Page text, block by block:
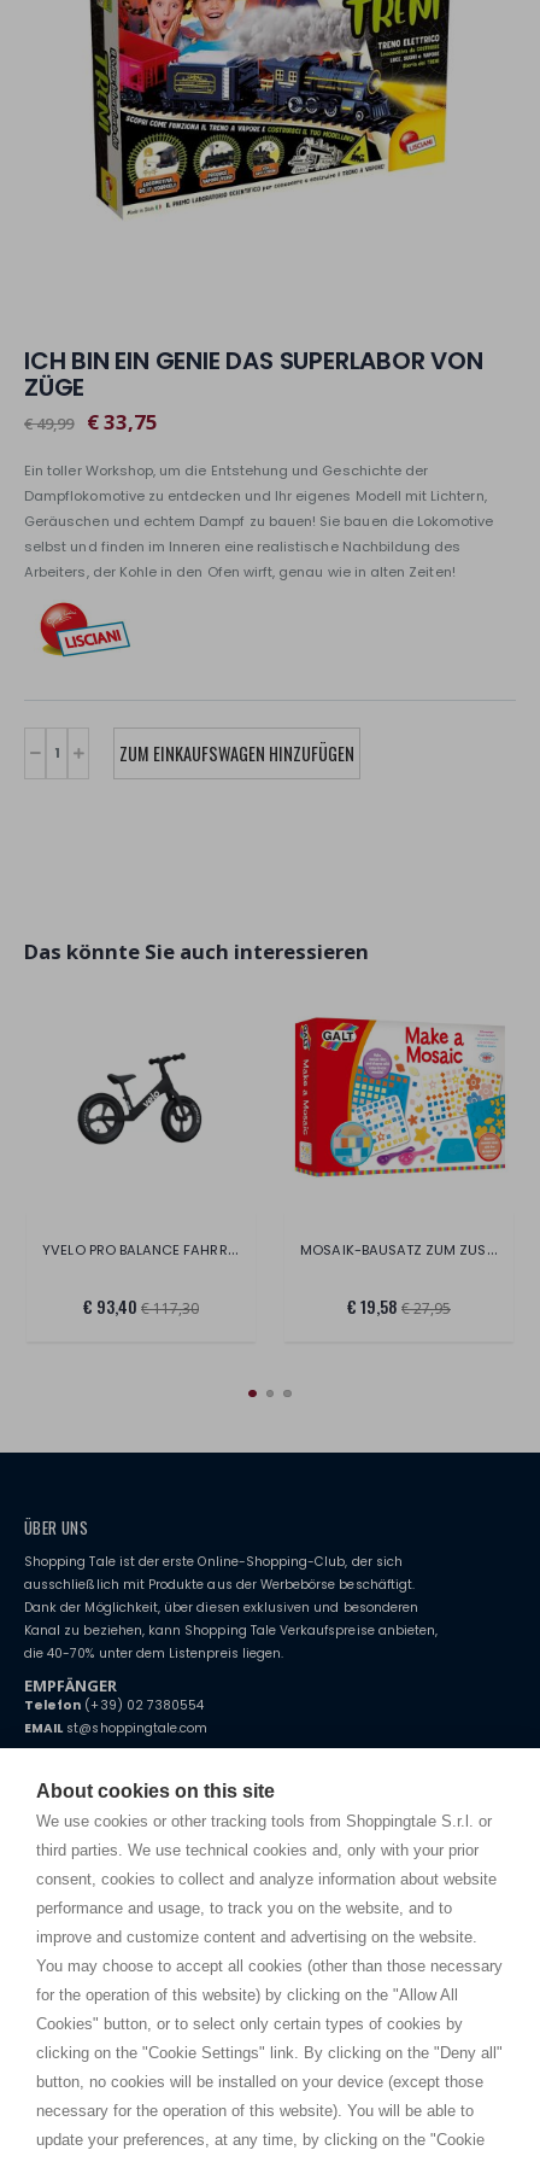
About cookies on this site
We use cookies or other tracking tools from Shoppingtale S.r.l. or
third parties. We use technical cookies and, only with your prior
consent, cookies to collect and analyze information about website
performance and usage, to track you on the website, and to
improve and customize content and advertising on the website.
You may choose to accept all cookies (other than those necessary
for the operation of this website) by clicking on the "Allow All
Cookies" button, or to select only certain types of cookies by
clicking on the "Cookie Settings" link. By clicking on the "Deny all"
button, no cookies will be installed on your device (except those
necessary for the operation of this website). You will be able to
update your preferences, at any time, by clicking on the "Cookie
ICH BIN EIN GENIE DAS SUPERLABOR VON
ZÜGE
€ 49,99 € 33,75
Ein toller Workshop, um die Entstehung und Geschichte der
Dampflokomotive zu entdecken und Ihr eigenes Modell mit Lichtern,
Geräuschen und echtem Dampf zu bauen! Sie bauen die Lokomotive
selbst und finden im Inneren eine realistische Nachbildung des
Arbeiters, der Kohle in den Ofen wirft, genau wie in alten Zeiten!
Das könnte Sie auch interessieren
YVELO PRO BALANCE FAHRRAD
€ 93,40 € 117,30
MOSAIK-BAUSATZ ZUM ZUSAMMENBAUEN
€ 19,58 € 27,95
ÜBER UNS
Shopping Tale ist der erste Online-Shopping-Club, der sich
ausschließlich mit Produkte aus der Werbebörse beschäftigt.
Dank der Möglichkeit, über diesen exklusiven und besonderen
Kanal zu beziehen, kann Shopping Tale Verkaufspreise anbieten,
die 40-70% unter dem Listenpreis liegen.
EMPFÄNGER
Telefon (+39) 02 7380554
EMAILst@shoppingtale.com
Starting this year, we decided to provide our customers withfake
home. You will always receive great care and attention, even from a
distance.
BEDINGUNGEN UND KONDITIONEN
Bedingungen und Konditionen
SHOPPINGTALE
Über uns
Betriebsvereinbarung
Vorteile des Warenwechsels